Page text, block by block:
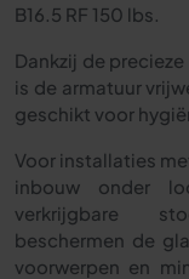
B16.5 RF 150 lbs.
Dankzij de
is de armatuur
geschikt voor
Voor installaties
inbouw onder
verkrijgbare
beschermen de
voorwerpen en